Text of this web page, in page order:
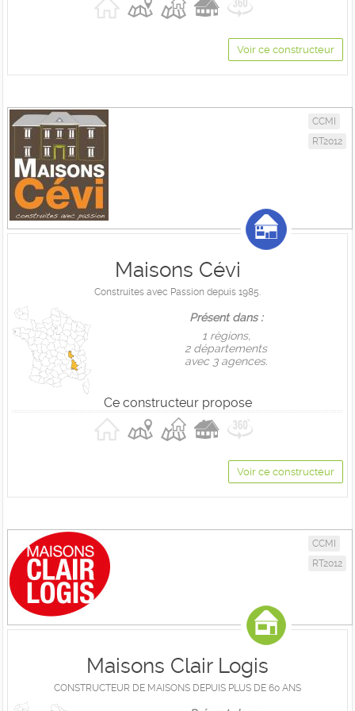
Voir ce constructeur
CCMI
RT2012
Maisons Cévi
Construites avec Passion depuis 1985.
Présent dans :
1 règions,
2 départements
avec 3 agences.
Ce constructeur propose
Voir ce constructeur
CCMI
RT2012
Maisons Clair Logis
CONSTRUCTEUR DE MAISONS DEPUIS PLUS DE 60 ANS